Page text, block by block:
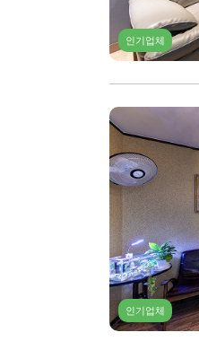
인기업체
인기업체